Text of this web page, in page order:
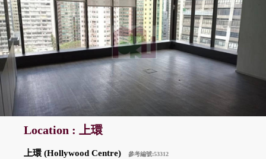
Location : 上環
上環 (Hollywood Centre) 參考編號:53312